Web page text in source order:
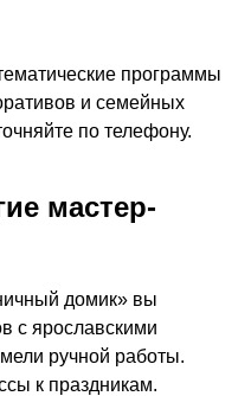
программы
и семейных
по телефону.
мастер-
домик» вы
с ярославскими
ручной работы.
к праздникам.